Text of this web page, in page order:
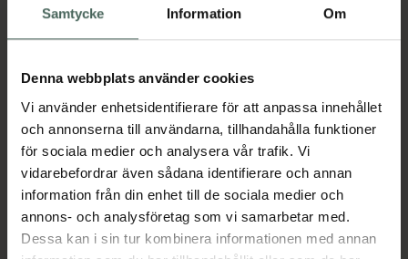
Samtycke Information Om
Denna webbplats använder cookies
Vi använder enhetsidentifierare för att anpassa innehållet
och annonserna till användarna, tillhandahålla funktioner
för sociala medier och analysera vår trafik. Vi
vidarebefordrar även sådana identifierare och annan
information från din enhet till de sociala medier och
annons- och analysföretag som vi samarbetar med.
Dessa kan i sin tur kombinera informationen med annan
daglig användning. Innehåller mjölksyra som
hjälper till att bevara hudens naturliga pH-
hud i balans. Skölj noga efter användning. För
daglig användning. Oparfymerad.
Jämförpris 0,12 kr/ml
EAN:08710464115111
Kategorier:
Intim Intimhygien Intimtvål